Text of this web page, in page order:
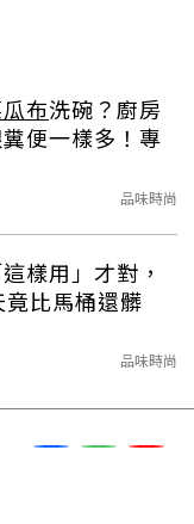
布洗碗？廚房
便一樣多！專
品味時尚
這樣用」才對，
比馬桶還髒
品味時尚